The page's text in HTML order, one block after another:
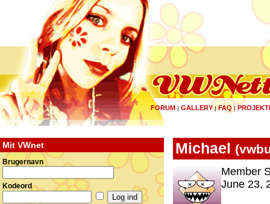
FORUM | GALLERY|FAQ |
Mit VWnet
Brugernavn
Kodeord
Michael (
Member
June 23,